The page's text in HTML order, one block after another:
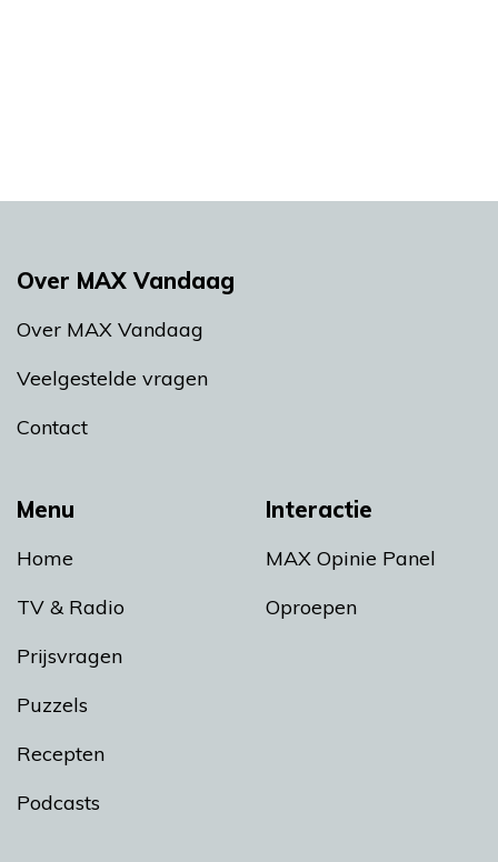
Menu
Home
TV & Radio
Prijsvragen
Puzzels
Recepten
Podcasts
Interactie
MAX Opinie Panel
Oproepen
Over MAX Vandaag
Over MAX Vandaag
Veelgestelde vragen
Contact